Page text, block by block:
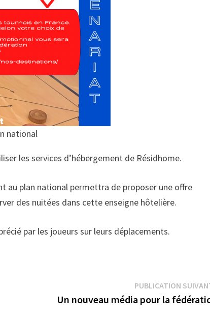
national
les services d’hébergement de Résidhome.
au plan national permettra de proposer une offre
des nuitées dans cette enseigne hôtelière.
par les joueurs sur leurs déplacements.
PUBLICATION
Un nouveau média pour la